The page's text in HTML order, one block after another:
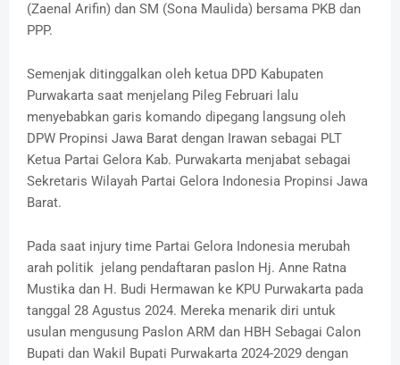
(Zaenal Arifin) dan SM (Sona Maulida) bersama PKB dan
PPP.
Semenjak ditinggalkan oleh ketua DPD Kabupaten
Purwakarta saat menjelang Pileg Februari lalu
menyebabkan garis komando dipegang langsung oleh
DPW Propinsi Jawa Barat dengan Irawan sebagai PLT
Ketua Partai Gelora Kab. Purwakarta menjabat sebagai
Sekretaris Wilayah Partai Gelora Indonesia Propinsi Jawa
Barat.
Pada saat injury time Partai Gelora Indonesia merubah
arah politik jelang pendaftaran paslon Hj. Anne Ratna
Mustika dan H. Budi Hermawan ke KPU Purwakarta pada
tanggal 28 Agustus 2024. Mereka menarik diri untuk
usulan mengusung Paslon ARM dan HBH Sebagai Calon
Bupati dan Wakil Bupati Purwakarta 2024-2029 dengan